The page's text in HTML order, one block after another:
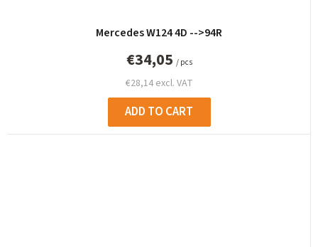
Mercedes W124 4D -->94R
€28,14 excl. VAT
€34,05 / pcs
ADD TO CART